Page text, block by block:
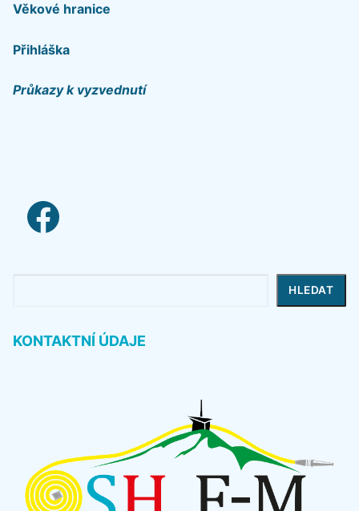
Věkové hranice
Přihláška
Průkazy k vyzvednutí
facebook link
HLEDAT
KONTAKTNÍ ÚDAJE